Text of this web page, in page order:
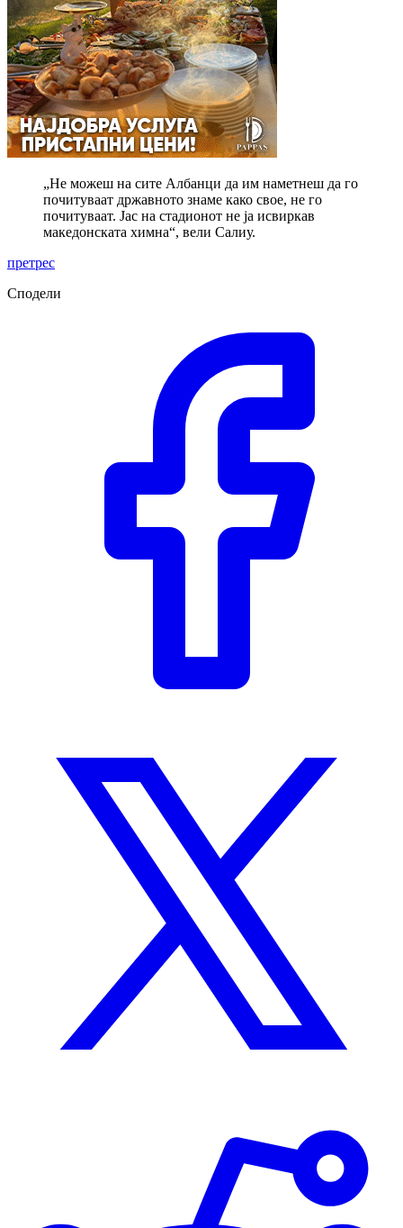
„Не можеш на сите Албанци да им наметнеш да го
почитуваат државното знаме како свое, не го
почитуваат. Јас на стадионот не ја исвиркав
македонската химна“, вели Салиу.
претрес
Сподели